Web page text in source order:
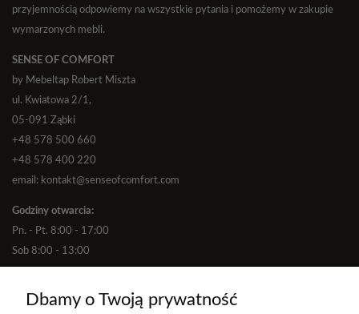
przyjemnością odpowiemy na wszystkie pytania i pomożemy w zakupie
wymarzonych mebli.
SENSE OF COMFORT
by Mebeltap Robert Miszta
ul. Kwiatowa 2/1,
05-091 Ząbki
+48 578 500 660
+48 578 400 220
email: kontakt@senseofcomfort.com
Godziny otwarcia:
Pn. - Pt. 8:00 - 17:00
Sob 8:00 - 13:00
Dbamy o Twoją prywatność